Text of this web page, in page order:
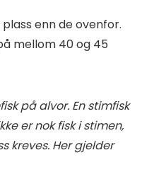
enn de ovenfor.
mellom 40 og 45
på alvor. En stimfisk
er nok fisk i stimen,
kreves. Her gjelder